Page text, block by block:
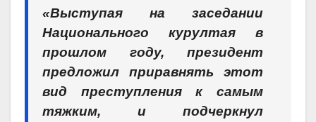
«Выступая на заседании
Национального курултая в
прошлом году, президент
предложил приравнять этот
вид преступления к самым
тяжким, и подчеркнул